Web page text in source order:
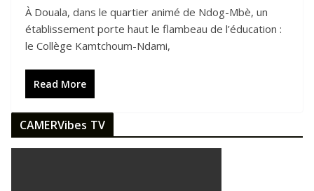
À Douala, dans le quartier animé de Ndog-Mbè, un
établissement porte haut le flambeau de l’éducation :
le Collège Kamtchoum-Ndami,
Read More
CAMERVibes TV